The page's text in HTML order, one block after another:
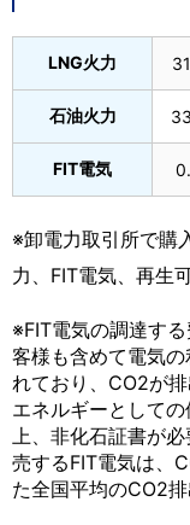
LNG火力
石油火力
FIT電気
※卸電力取引所で購
力、FIT電気、再生
※FIT電気の調達す
客様も含めて電気
れており、CO2が
エネルギーとして
上、非化石証書が
売するFIT電気は、
た全国平均のCO2